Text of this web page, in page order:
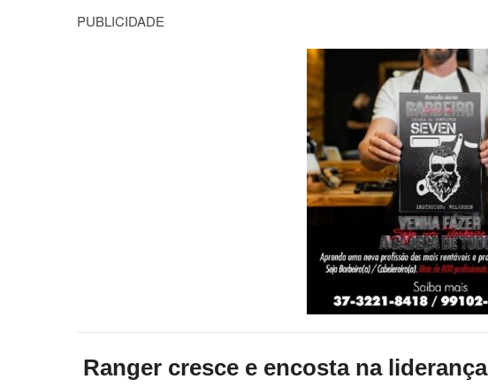
PUBLICIDADE
Ranger cresce e encosta na liderança